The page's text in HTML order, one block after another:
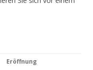
Eröffnung